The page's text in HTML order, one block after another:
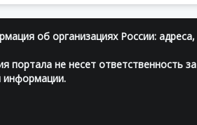
об организациях России: адреса,
портала не несет ответственность за
информации.